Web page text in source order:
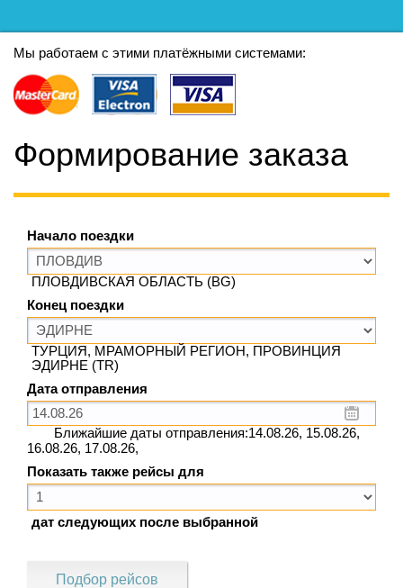
Мы работаем с этими платёжными системами:
Формирование заказа
Начало поездки
ПЛОВДИВСКАЯ ОБЛАСТЬ (BG)
Конец поездки
ТУРЦИЯ, МРАМОРНЫЙ РЕГИОН, ПРОВИНЦИЯ
ЭДИРНЕ (TR)
Дата отправления
Ближайшие даты отправления:14.08.26, 15.08.26,
16.08.26, 17.08.26,
Показать также рейсы для
дат следующих после выбранной
Подбор рейсов